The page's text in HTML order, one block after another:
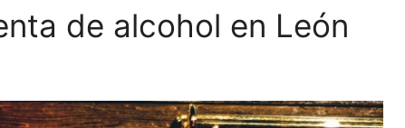
de alcohol en León